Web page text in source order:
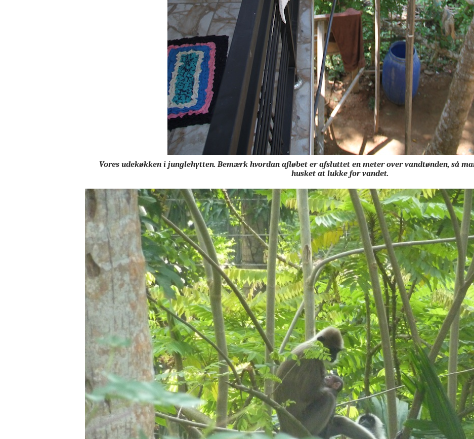
Vores udekøkken i junglehytten. Bemærk hvordan afløbet er afsluttet en meter over vandtønden, så
husket at lukke for vandet.